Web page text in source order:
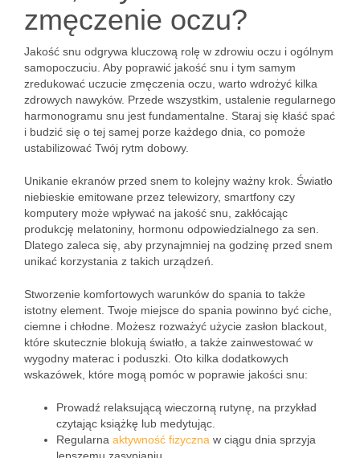
zmęczenie oczu?
Jakość snu odgrywa kluczową rolę w zdrowiu oczu i ogólnym
samopoczuciu. Aby poprawić jakość snu i tym samym
zredukować uczucie zmęczenia oczu, warto wdrożyć kilka
zdrowych nawyków. Przede wszystkim, ustalenie regularnego
harmonogramu snu jest fundamentalne. Staraj się kłaść spać
i budzić się o tej samej porze każdego dnia, co pomoże
ustabilizować Twój rytm dobowy.
Unikanie ekranów przed snem to kolejny ważny krok. Światło
niebieskie emitowane przez telewizory, smartfony czy
komputery może wpływać na jakość snu, zakłócając
produkcję melatoniny, hormonu odpowiedzialnego za sen.
Dlatego zaleca się, aby przynajmniej na godzinę przed snem
unikać korzystania z takich urządzeń.
Stworzenie komfortowych warunków do spania to także
istotny element. Twoje miejsce do spania powinno być ciche,
ciemne i chłodne. Możesz rozważyć użycie zasłon blackout,
które skutecznie blokują światło, a także zainwestować w
wygodny materac i poduszki. Oto kilka dodatkowych
wskazówek, które mogą pomóc w poprawie jakości snu:
Prowadź relaksującą wieczorną rutynę, na przykład
czytając książkę lub medytując.
Regularna aktywność fizyczna w ciągu dnia sprzyja